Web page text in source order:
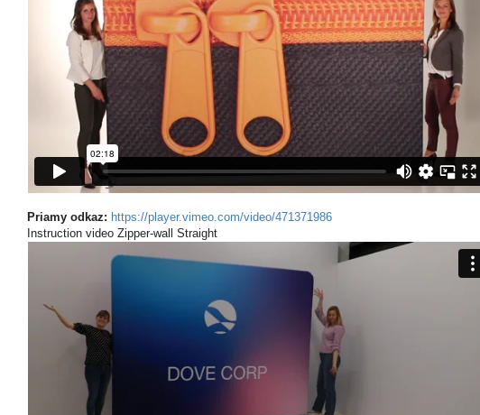
Priamy odkaz: https://player.vimeo.com/video/471371986
Instruction video Zipper-wall Straight